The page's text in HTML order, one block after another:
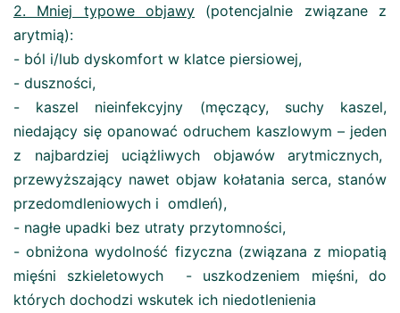
2. Mniej typowe objawy (potencjalnie związane z
arytmią):
- ból i/lub dyskomfort w klatce piersiowej,
- duszności,
- kaszel nieinfekcyjny (męczący, suchy kaszel,
niedający się opanować odruchem kaszlowym – jeden
z najbardziej uciążliwych objawów arytmicznych,
przewyższający nawet objaw kołatania serca, stanów
przedomdleniowych i omdleń),
- nagłe upadki bez utraty przytomności,
- obniżona wydolność fizyczna (związana z miopatią
mięśni szkieletowych - uszkodzeniem mięśni, do
których dochodzi wskutek ich niedotlenienia